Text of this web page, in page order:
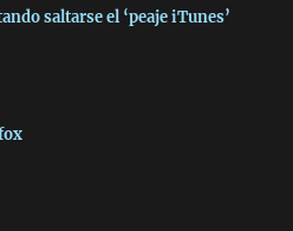
saltarse el ‘peaje iTunes’